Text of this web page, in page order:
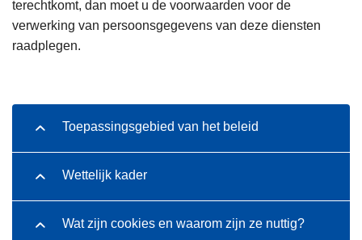
terechtkomt, dan moet u de voorwaarden voor de
verwerking van persoonsgegevens van deze diensten
raadplegen.
Toepassingsgebied van het beleid
Wettelijk kader
Wat zijn cookies en waarom zijn ze nuttig?